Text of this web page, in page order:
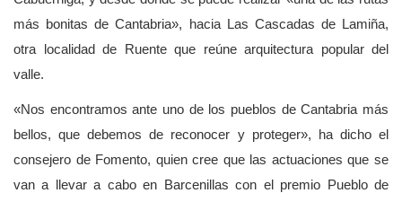
más bonitas de Cantabria», hacia Las Cascadas de Lamiña,
otra localidad de Ruente que reúne arquitectura popular del
valle.
«Nos encontramos ante uno de los pueblos de Cantabria más
bellos, que debemos de reconocer y proteger», ha dicho el
consejero de Fomento, quien cree que las actuaciones que se
van a llevar a cabo en Barcenillas con el premio Pueblo de